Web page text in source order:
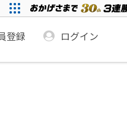
登録 ログイン